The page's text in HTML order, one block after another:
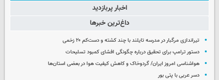
اخبار پربازدید
داغ‌ترین خبرها
تیراندازی مرگبار در مدرسه‌ تایلند با چند کشته و دست‌کم ۲۰ زخمی
دستور ترامپ برای تحقیق درباره چگونگی افشای کمبود تسلیحات
هواشناسی امروز ایران/ گردوخاک و کاهش کیفیت هوا در بعضی استان‌ها
دسر عربی با پتی بور